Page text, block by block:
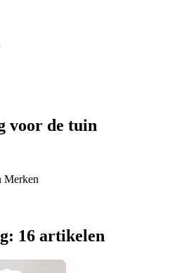
voor de tuin
Merken
16 artikelen